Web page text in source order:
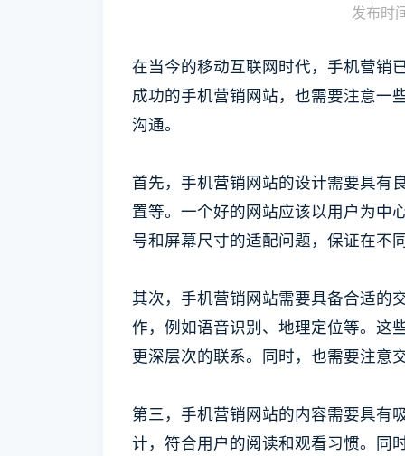
发布时
在当今的移动互联网时代，手机营销
成功的手机营销网站，也需要注意一
沟通。
首先，手机营销网站的设计需要具有
置等。一个好的网站应该以用户为中
号和屏幕尺寸的适配问题，保证在不
其次，手机营销网站需要具备合适的
作，例如语音识别、地理定位等。这
更深层次的联系。同时，也需要注意
第三，手机营销网站的内容需要具有
计，符合用户的阅读和观看习惯。同